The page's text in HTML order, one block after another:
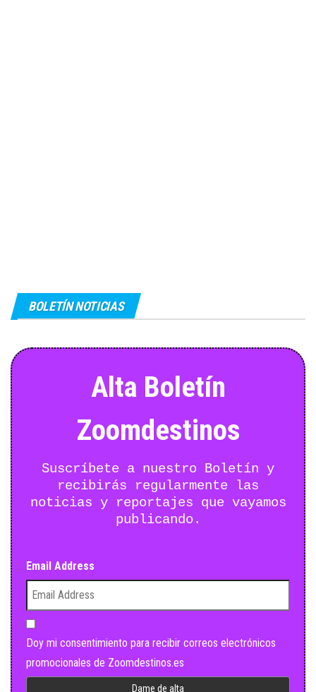
BOLETÍN NOTICIAS
Alta Boletín
Zoomdestinos
Suscríbete a nuestro Boletín y
recibirás regularmente las
noticias y reportajes que vayamos
publicando.
Email Address
Doy mi consentimiento para recibir correos electrónicos
promocionales de Zoomdestinos.es